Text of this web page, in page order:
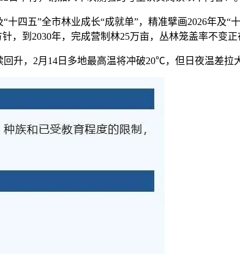
四五”全市林业成长“成就单”，精准擘画2026年及“
，到2030年，完成营制林25万亩，丛林笼盖率不变正
，2月14日多地最高温将冲破20℃，但日夜温差拉大